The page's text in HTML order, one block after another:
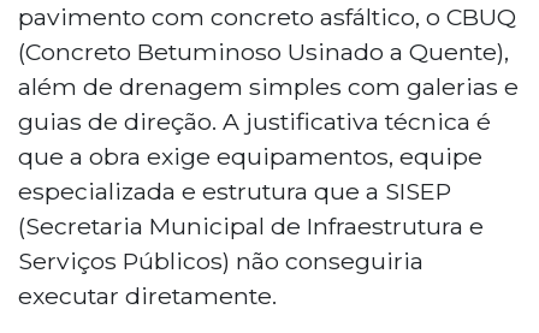
pavimento com concreto asfáltico, o CBUQ
(Concreto Betuminoso Usinado a Quente),
além de drenagem simples com galerias e
guias de direção. A justificativa técnica é
que a obra exige equipamentos, equipe
especializada e estrutura que a SISEP
(Secretaria Municipal de Infraestrutura e
Serviços Públicos) não conseguiria
executar diretamente.